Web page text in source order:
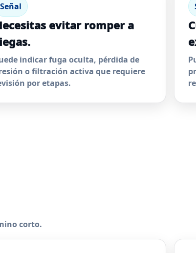
Señal
evitar romper a
indicar fuga oculta, pérdida de
o filtración activa que requiere
por etapas.
corto.